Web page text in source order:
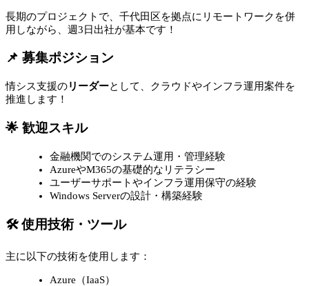
長期のプロジェクトで、千代田区を拠点にリモートワークを併
用しながら、週3日出社が基本です！
📌 募集ポジション
情シス支援のリーダーとして、クラウドやインフラ運用案件を
推進します！
🌟 歓迎スキル
金融機関でのシステム運用・管理経験
AzureやM365の基礎的なリテラシー
ユーザーサポートやインフラ運用保守の経験
Windows Serverの設計・構築経験
🛠 使用技術・ツール
主に以下の技術を使用します：
Azure（IaaS）